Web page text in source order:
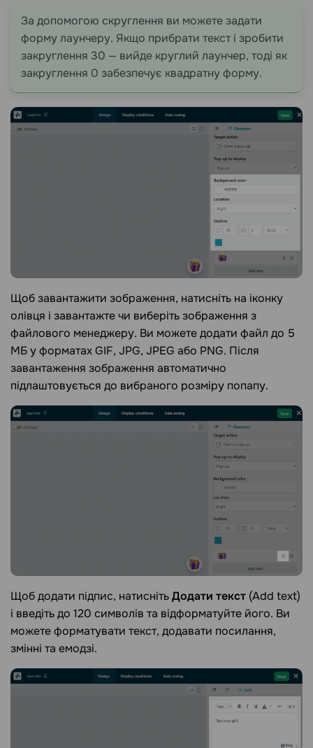
За допомогою скруглення ви можете задати
форму лаунчеру. Якщо прибрати текст і зробити
закруглення 30 — вийде круглий лаунчер, тоді як
закруглення 0 забезпечує квадратну форму.
Щоб завантажити зображення, натисніть на іконку
олівця і завантажте чи виберіть зображення з
файлового менеджеру. Ви можете додати файл до 5
МБ у форматах GIF, JPG, JPEG або PNG. Після
завантаження зображення автоматично
підлаштовується до вибраного розміру попапу.
Щоб додати підпис, натиснітьДодати текст (Add text)
і введіть до 120 символів та відформатуйте його. Ви
можете форматувати текст, додавати посилання,
змінні та емодзі.